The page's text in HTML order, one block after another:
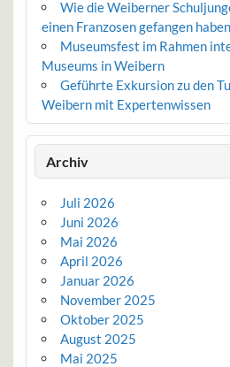
Wie die Weiberner
einen Franzosen gefangen
Museumsfest im Rahmen
Museums in Weibern
Geführte Exkursion zu den
Weibern mit Expertenwissen
Archiv
Juli 2026
Juni 2026
Mai 2026
April 2026
Januar 2026
November 2025
Oktober 2025
August 2025
Mai 2025